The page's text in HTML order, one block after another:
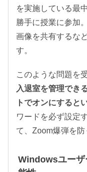
を実施している最
勝手に授業に参加
画像を共有するな
す。
このような問題を受
入退室を管理でき
トでオンにすると
ワードを必ず設定
て、Zoom爆弾を防
Windowsユーザ